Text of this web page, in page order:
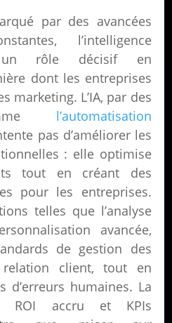
par des avancées
l’intelligence
rôle décisif en
dont les entreprises
marketing. L’IA, par des
l’automatisation
pas d’améliorer les
: elle optimise
tout en créant des
pour les entreprises.
telles que l’analyse
avancée,
de gestion des
client, tout en
d’erreurs humaines. La
ROI accru et KPIs